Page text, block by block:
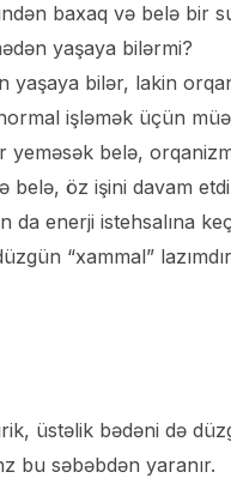
baxaq və belə bir
yaşaya bilərmi?
yaşaya bilər, lakin
işləmək üçün
yeməsək belə,
belə, öz işini davam
da enerji istehsalına
“xammal”
üstəlik bədəni də
bu səbəbdən yaranır.